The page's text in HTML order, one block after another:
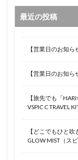
最近の投稿
【営業日のお知
【営業日のお知
【旅先でも「
VSPIC C TRAVEL
【どこでもひと吹
GLOW MIST（ス